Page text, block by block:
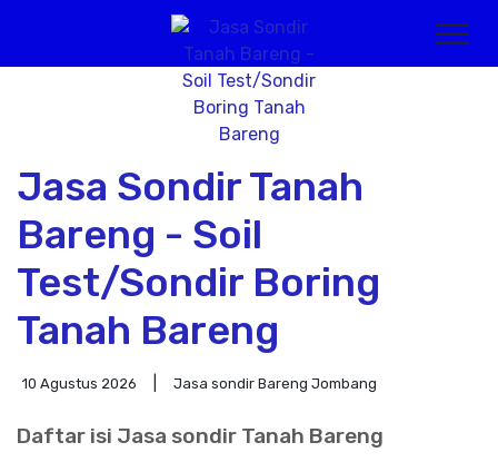
Jasa Sondir Tanah
Bareng - Soil
Test/Sondir Boring
Tanah Bareng
10 Agustus 2026 Jasa sondir Bareng Jombang
Daftar isi Jasa sondir Tanah Bareng